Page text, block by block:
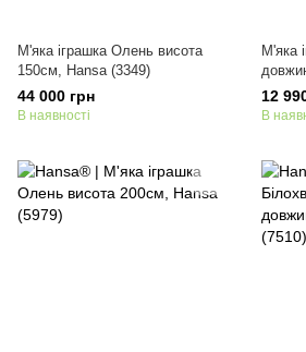
М'яка іграшка Олень висота
150см, Hansa (3349)
44 000 грн
В наявності
М'яка
12
В